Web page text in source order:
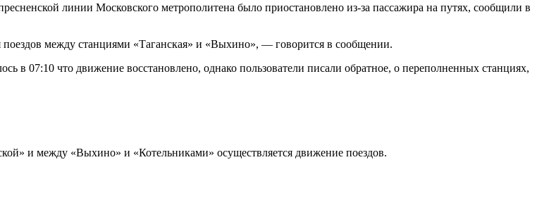
линии Московского метрополитена было приостановлено из-за пассажира на путях, сообщили в
между станциями «Таганская» и «Выхино», — говорится в сообщении.
в 07:10 что движение восстановлено, однако пользователи писали обратное, о переполненных станциях,
и между «Выхино» и «Котельниками» осуществляется движение поездов.